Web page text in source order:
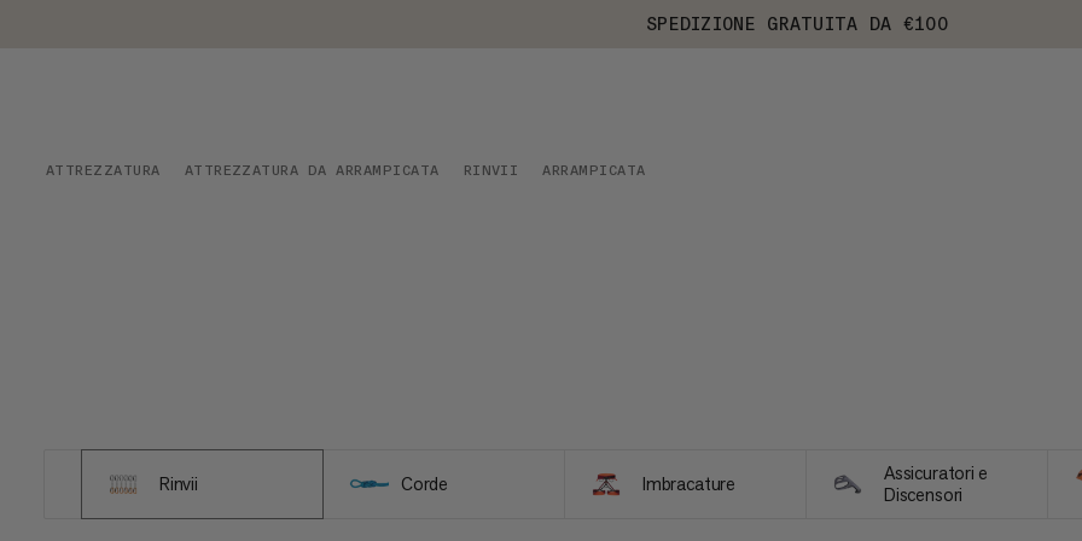
SPEDIZIONE GRATUITA DA €100
ATTREZZATURA ATTREZZATURA DA ARRAMPICATA RINVII ARRAMPICATA
Rinvii Corde Imbracature
Assicuratori e
Discensori